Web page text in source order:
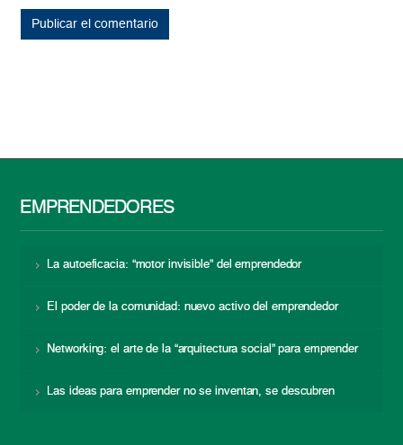
EMPRENDEDORES
La autoeficacia: “motor invisible” del emprendedor
El poder de la comunidad: nuevo activo del emprendedor
Networking: el arte de la “arquitectura social” para emprender
Las ideas para emprender no se inventan, se descubren